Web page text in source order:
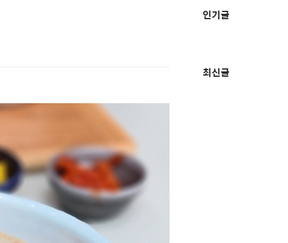
가
인기글
최신글